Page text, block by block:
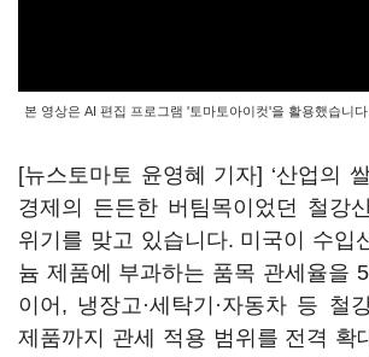
본 영상은 AI 편집 프로그램 '토마토아이컷'을 활용했습니다.
[뉴스토마토 윤영혜 기자] ‘산업의
경제의 든든한 버팀목이었던 철강
위기를 맞고 있습니다. 미국이 수입
늄 제품에 부과하는 품목 관세율을
이어, 냉장고·세탁기·자동차 등 철
제품까지 관세 적용 범위를 전격 확